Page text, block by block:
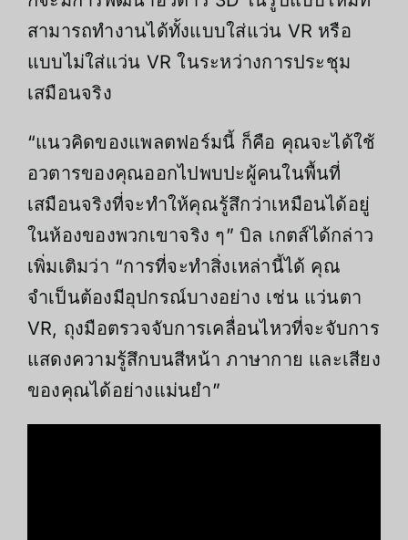
สามารถทำงานได้ทั้งแบบใส่แว่น VR หรือ
แบบไม่ใส่แว่น VR ในระหว่างการประชุม
เสมือนจริง
“แนวคิดของแพลตฟอร์มนี้ ก็คือ คุณจะได้ใช้
อวตารของคุณออกไปพบปะผู้คนในพื้นที่
เสมือนจริงที่จะทำให้คุณรู้สึกว่าเหมือนได้อยู่
ในห้องของพวกเขาจริง ๆ” บิล เกตส์ได้กล่าว
เพิ่มเติมว่า “การที่จะทำสิ่งเหล่านี้ได้ คุณ
จำเป็นต้องมีอุปกรณ์บางอย่าง เช่น แว่นตา
VR, ถุงมือตรวจจับการเคลื่อนไหวที่จะจับการ
แสดงความรู้สึกบนสีหน้า ภาษากาย และเสียง
ของคุณได้อย่างแม่นยำ”